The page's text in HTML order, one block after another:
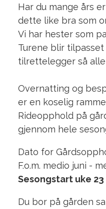
Har du mange års
dette like bra som
Vi har hester som
Turene blir
tilrettelegger så
Overnatting og
er en koselig
Rideopphold på
gjennom hele
Dato for
F.o.m. medio juni -
Sesongstart uke 23
Du bor på gården